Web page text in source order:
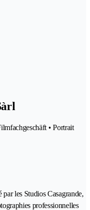
• Portrait
les Studios Casagrande,
professionnelles